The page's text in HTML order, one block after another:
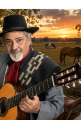
Sergei
cada
una creación
la entrega y la
público.
Urlezaga inició su
ingresó al
Colón. Tras
Ballet de Nueva